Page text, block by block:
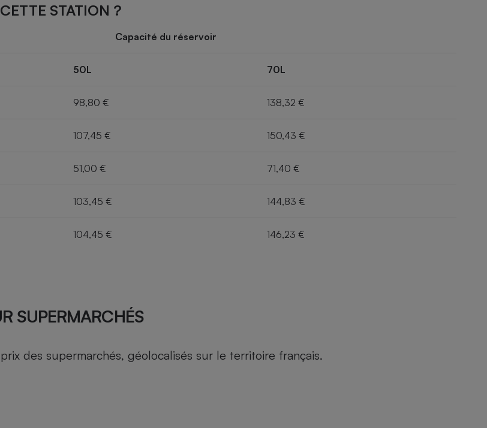
STATION ?
Capacité du réservoir
50L 70L
98,80 € 138,32 €
107,45 € 150,43 €
51,00 € 71,40 €
103,45 € 144,83 €
104,45 € 146,23 €
SUPERMARCHÉS
des supermarchés, géolocalisés sur le territoire français.